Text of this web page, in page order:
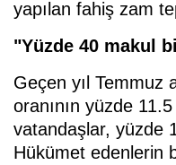
yapılan fahiş zam
"Yüzde 40 makul
Geçen yıl Temmuz
oranının yüzde
vatandaşlar, yüzde
Hükümet edenlerin